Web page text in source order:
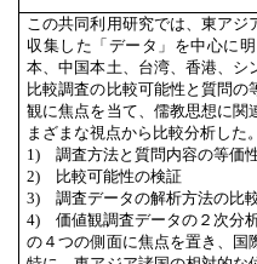
この共同利用研究では、東ア
収集した「データ」を中心に
本、中国本土、台湾、香港、シ
比較調査の比較可能性と質問
観に焦点を当て、儒教思想に関
まざまな視点から比較分析した
1) 調査方法と質問内容の等価
2) 比較可能性の検証
3) 調査データの解析方法の比
4) 価値観調査データの２次分
の４つの側面に焦点を置き、国